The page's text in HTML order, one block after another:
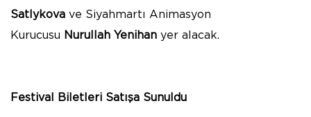
Satlykova ve Siyahmartı Animasyon
Kurucusu Nurullah Yenihan yer alacak.
Festival Biletleri Satışa Sunuldu